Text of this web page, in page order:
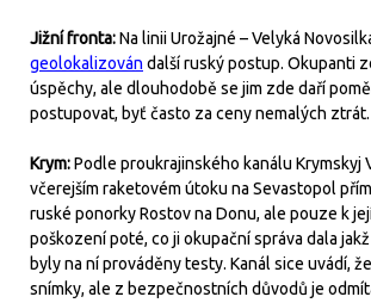
Jižní fronta:Na linii Urožajné – Velyká
geolokalizován další ruský postup. Okupanti
úspěchy, ale dlouhodobě se jim zde daří
postupovat, byť často za ceny nemalých ztrát.
Krym:Podle proukrajinského kanálu Krymskyj
včerejším raketovém útoku na Sevastopol
ruské ponorky Rostov na Donu, ale pouze k
poškození poté, co ji okupační správa dala
byly na ní prováděny testy. Kanál sice uvádí,
snímky, ale z bezpečnostních důvodů je